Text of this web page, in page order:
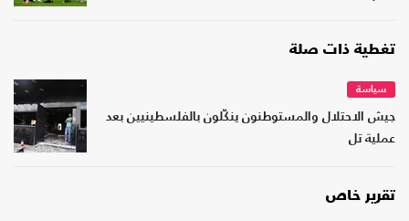
تغطية ذات صلة
سياسة
جيش الاحتلال والمستوطنون ينكّلون بالفلسطينيين بعد
عملية تل
تقرير خاص